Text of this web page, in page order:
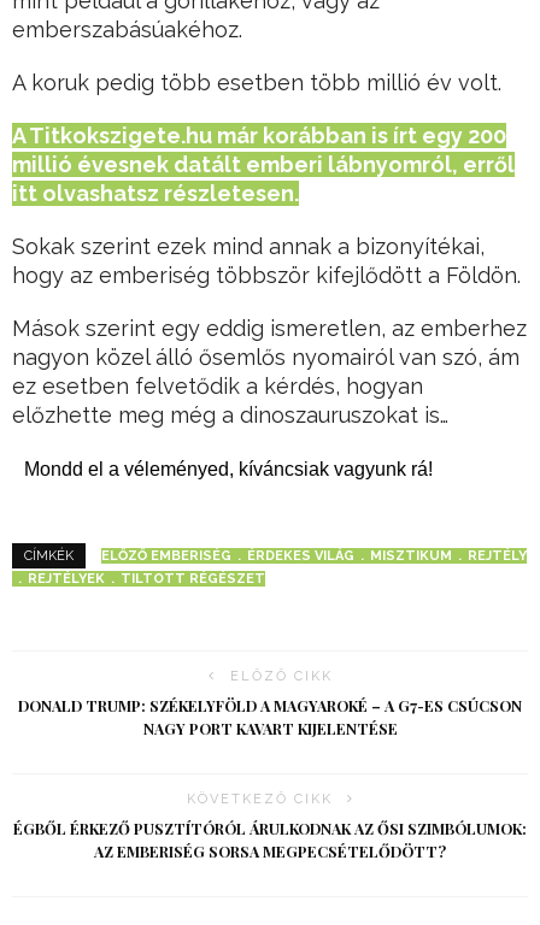
emberszabásúakéhoz.
A koruk pedig több esetben több millió év volt.
A Titkokszigete.hu már korábban is írt egy 200
millió évesnek datált emberi lábnyomról, erről
itt olvashatsz részletesen.
Sokak szerint ezek mind annak a bizonyítékai,
hogy az emberiség többször kifejlődött a Földön.
Mások szerint egy eddig ismeretlen, az emberhez
nagyon közel álló ősemlős nyomairól van szó, ám
ez esetben felvetődik a kérdés, hogyan
előzhette meg még a dinoszauruszokat is…
Mondd el a véleményed, kíváncsiak vagyunk rá!
CÍMKÉK ELŐZŐ EMBERISÉG ÉRDEKES VILÁG MISZTIKUM
REJTÉLY
REJTÉLYEK
TILTOTT RÉGÉSZET
ELŐZŐ CIKK
DONALD TRUMP: SZÉKELYFÖLD A MAGYAROKÉ – A G7-ES CSÚCSON
NAGY PORT KAVART KIJELENTÉSE
KÖVETKEZŐ CIKK
ÉGBŐL ÉRKEZŐ PUSZTÍTÓRÓL ÁRULKODNAK AZ ŐSI SZIMBÓLUMOK:
AZ EMBERISÉG SORSA MEGPECSÉTELŐDÖTT?